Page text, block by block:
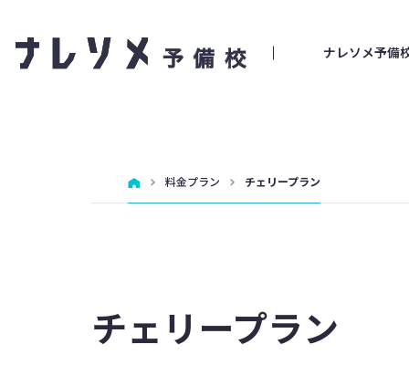
ナレソメ予備
料金プラン チェリープラン
チェリープラン